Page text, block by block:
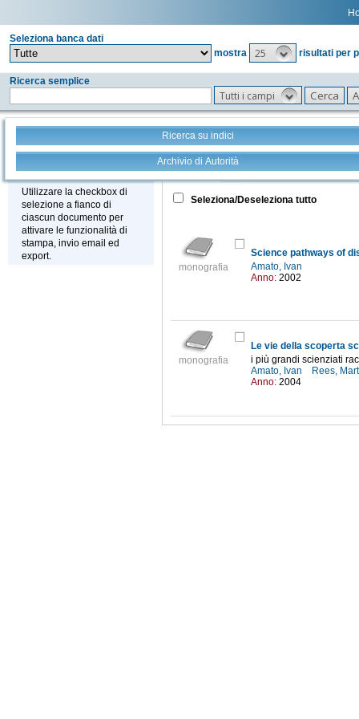
Seleziona banca dati
mostra
25 risultati per
Ricerca semplice
Tutti i campi
Ricerca su indici
Archivio di Autorità
Stampa - Email - Export
Utilizzare la checkbox di
selezione a fianco di
ciascun documento per
attivare le funzionalità di
stampa, invio email ed
export.
Tutto +
Seleziona/Deseleziona tutto
monografia
Science pathways of
Amato, Ivan
Anno: 2002
monografia
Le vie della scoperta
i più grandi scienziati
Amato, Ivan
Rees,
Anno: 2004